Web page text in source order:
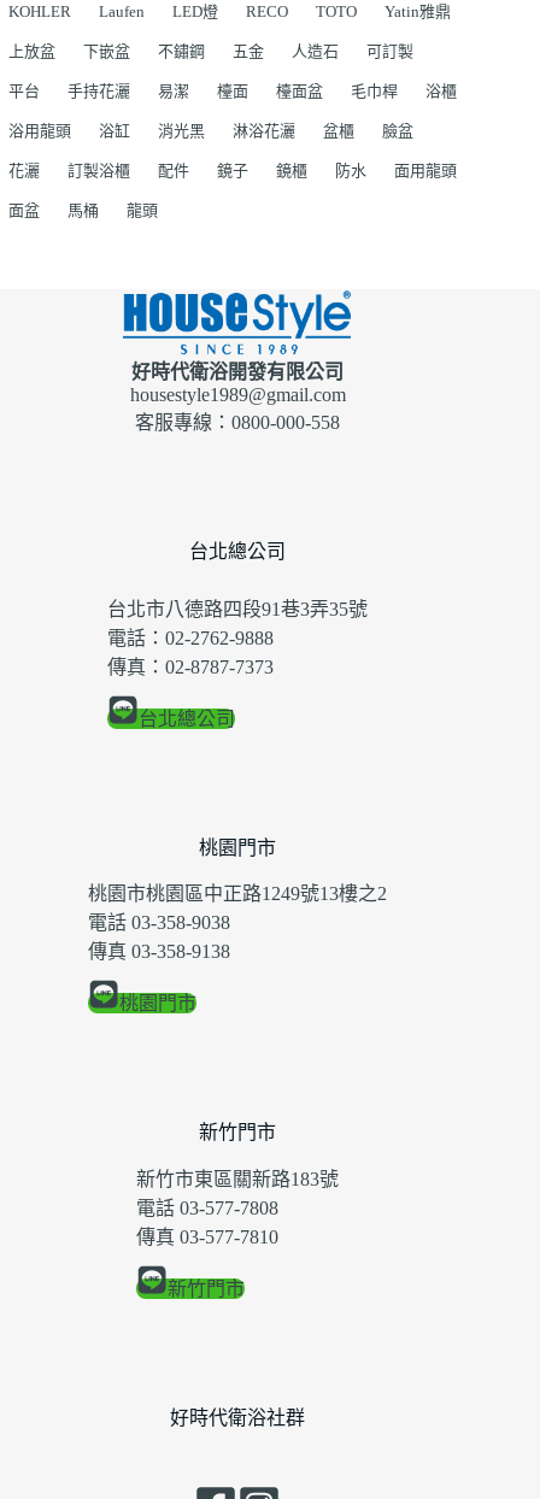
KOHLER Laufen LED燈 RECO TOTO Yatin雅鼎
上放盆 下嵌盆 不鏽鋼 五金 人造石 可訂製
平台 手持花灑 易潔 檯面 檯面盆 毛巾桿 浴櫃
浴用龍頭 浴缸 消光黑 淋浴花灑 盆櫃 臉盆
花灑 訂製浴櫃 配件 鏡子 鏡櫃 防水 面用龍頭
面盆 馬桶 龍頭
好時代衛浴開發有限公司
housestyle1989@gmail.com
客服專線：0800-000-558
台北總公司
台北市八德路四段91巷3弄35號
電話：02-2762-9888
傳真：02-8787-7373
台北總公司
桃園門市
桃園市桃園區中正路1249號13樓之2
電話 03-358-9038
傳真 03-358-9138
桃園門市
新竹門市
新竹市東區關新路183號
電話 03-577-7808
傳真 03-577-7810
新竹門市
好時代衛浴社群